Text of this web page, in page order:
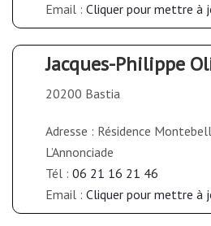
Email : Cliquer pour mettre à
Jacques-Philippe
20200 Bastia
Adresse : Résidence
L’Annonciade
Tél : 06 21 16 21 46
Email : Cliquer pour mettre à